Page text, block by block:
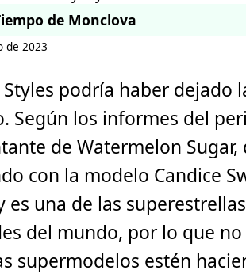
de Monclova
de 2023
podría haber dejado
Según los informes del
de Watermelon Sugar,
con la modelo Candice
es una de las
del mundo, por lo que
supermodelos estén